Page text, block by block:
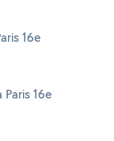
16e
16e